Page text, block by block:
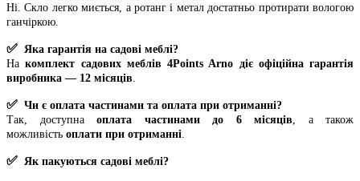
Ні. Скло легко миється, а ротанг і метал достатньо протирати вологою
ганчіркою.
✅ Яка гарантія на садові меблі?
Накомплект садових меблів 4Points Arno діє офіційна гарантія
виробника — 12 місяців
✅ Чи є оплата частинами та оплата при отриманні?
Так, доступна оплата частинами до 6 місяців , а також
можливість оплати при отриманні
✅ Як пакуються садові меблі?